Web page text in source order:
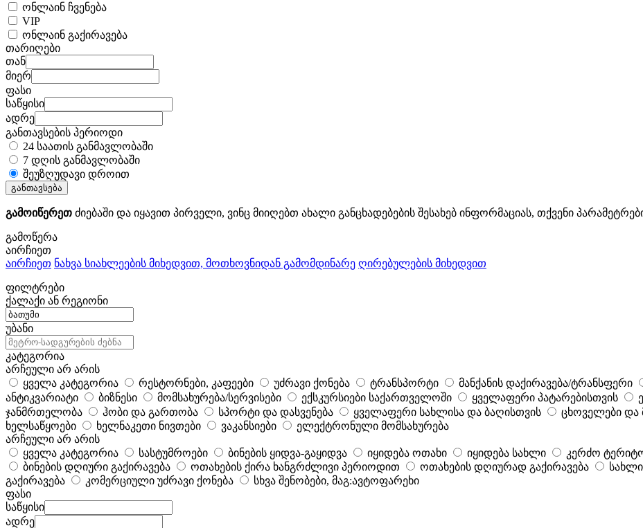
ონლაინ ჩვენება
VIP
ონლაინ გაქირავება
თარიღები
თან
მიერ
ფასი
საწყისი
ადრე
განთავსების პერიოდი
24 საათის განმავლობაში
7 დღის განმავლობაში
შეუზღუდავი დროით
განთავსება
გამოიწერეთ ძიებაში და იყავით პირველი, ვინც მიიღებთ ახალი განცხადებების შესახებ ინფორმაციას, თქვენი
გამოწერა
აირჩიეთ
აირჩიეთ ნახვა სიახლეების მიხედვით, მოთხოვნიდან გამომდინარე ღირებულების მიხედვით
ფილტრები
ქალაქი ან რეგიონი
უბანი
კატეგორია
არჩეული არ არის
ყველა კატეგორია
რესტორნები, კაფეები უძრავი ქონება ტრანსპორტი მანქანის დაქირავება/ტრანსფერი
ანტიკვარიატი
ბიზნესი მომსახურება/სერვისები ექსკურსიები საქართველოში ყველაფერი პატარებისთვის
ჯანმრთელობა
ჰობი და გართობა სპორტი და დასვენება ყველაფერი სახლისა და ბაღისთვის ცხოველები და
ხელსაწყოები
ხელნაკეთი ნივთები ვაკანსიები
ელექტრონული მომსახურება
არჩეული არ არის
ყველა კატეგორია
სასტუმროები ბინების ყიდვა-გაყიდვა იყიდება ოთახი იყიდება სახლი კერძო
ბინების დღიური გაქირავება
ოთახების ქირა ხანგრძლივი პერიოდით ოთახების დღიურად გაქირავება
გაქირავება
კომერციული უძრავი ქონება
სხვა შენობები, მაგ:ავტოფარეხი
ფასი
საწყისი
ადრე